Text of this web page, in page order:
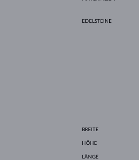
EDELSTEINE
BREITE
HÖHE
LÄNGE